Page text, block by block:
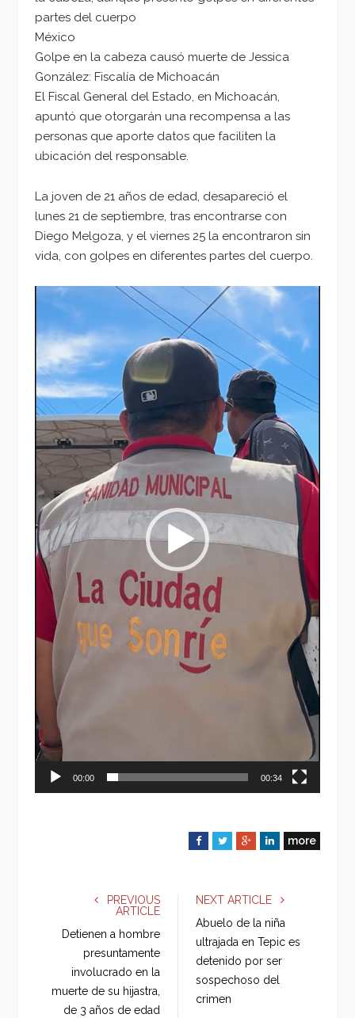
partes del cuerpo
México
Golpe en la cabeza causó muerte de Jessica
González: Fiscalía de Michoacán
El Fiscal General del Estado, en Michoacán,
apuntó que otorgarán una recompensa a las
personas que aporte datos que faciliten la
ubicación del responsable.
La joven de 21 años de edad, desapareció el
lunes 21 de septiembre, tras encontrarse con
Diego Melgoza, y el viernes 25 la encontraron sin
vida, con golpes en diferentes partes del cuerpo.
Reproductor
vídeo
00:00 00:34
F
e
k
T
G
g
L
n
more
PREVIOUS
ARTICLE
Detienen a hombre
presuntamente
involucrado en la
muerte de su hijastra,
de 3 años de edad
NEXT ARTICLE
Abuelo de la niña
ultrajada en Tepic es
detenido por ser
sospechoso del
crimen